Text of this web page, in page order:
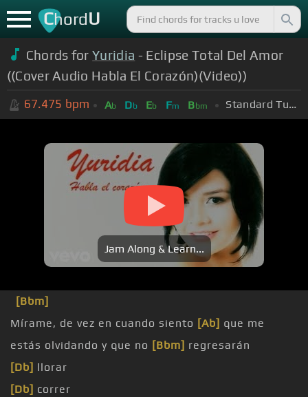
ChordU
Chords forYuridia - Eclipse Total Del Amor
((Cover Audio Habla El Corazón)(Video))
67.475 bpm Ab Db Eb Fm Bbm Standard Tuning (EADGBE)
Jam Along & Learn...
[Bbm]
Mírame, de vez en cuando siento [Ab] que me
estás olvidando y que no [Bbm] regresarán
[Db] llorar
[Db] correr